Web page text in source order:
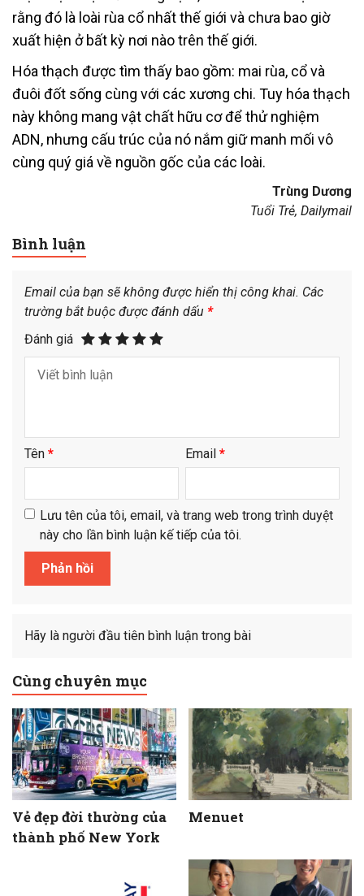
rằng đó là loài rùa cổ nhất thế giới và chưa bao giờ
xuất hiện ở bất kỳ nơi nào trên thế giới.
Hóa thạch được tìm thấy bao gồm: mai rùa, cổ và
đuôi đốt sống cùng với các xương chi. Tuy hóa thạch
này không mang vật chất hữu cơ để thử nghiệm
ADN, nhưng cấu trúc của nó nắm giữ manh mối vô
cùng quý giá về nguồn gốc của các loài.
Trùng Dương
Tuổi Trẻ, Dailymail
Bình luận
Email của bạn sẽ không được hiển thị công khai. Các
trường bắt buộc được đánh dấu *
Đánh giá
Tên * Email *
Lưu tên của tôi, email, và trang web trong trình duyệt
này cho lần bình luận kế tiếp của tôi.
Hãy là người đầu tiên bình luận trong bài
Cùng chuyên mục
Vẻ đẹp đời thường của
thành phố New York
Menuet